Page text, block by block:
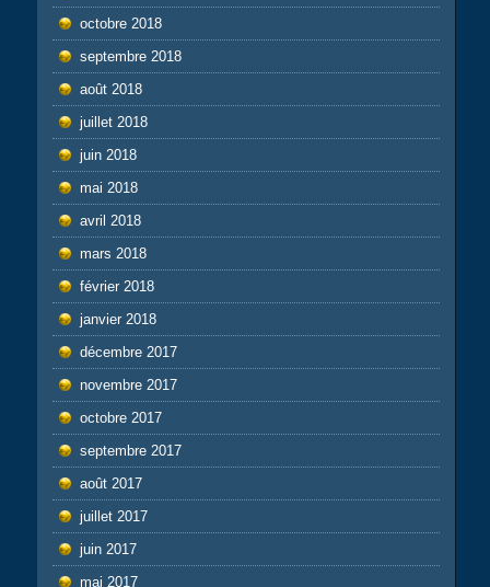
octobre 2018
septembre 2018
août 2018
juillet 2018
juin 2018
mai 2018
avril 2018
mars 2018
février 2018
janvier 2018
décembre 2017
novembre 2017
octobre 2017
septembre 2017
août 2017
juillet 2017
juin 2017
mai 2017